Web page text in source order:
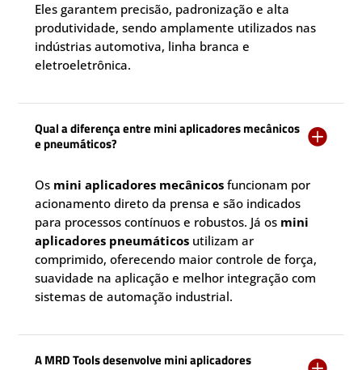
Eles garantem precisão, padronização e alta
produtividade, sendo amplamente utilizados nas
indústrias automotiva, linha branca e
eletroeletrônica.
Qual a diferença entre mini aplicadores mecânicos
e pneumáticos?

Os mini aplicadores mecânicos funcionam por
acionamento direto da prensa e são indicados
para processos contínuos e robustos. Já os mini
aplicadores pneumáticos utilizam ar
comprimido, oferecendo maior controle de força,
suavidade na aplicação e melhor integração com
sistemas de automação industrial.
A MRD Tools desenvolve mini aplicadores